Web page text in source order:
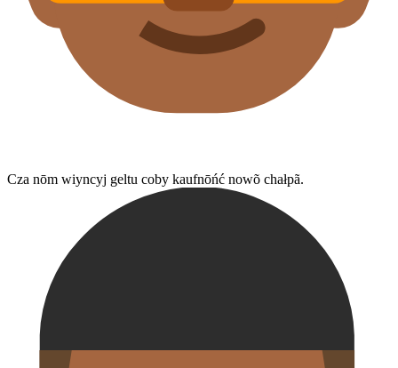
Cza nōm wiyncyj geltu coby kaufnōńć nowõ chałpã.